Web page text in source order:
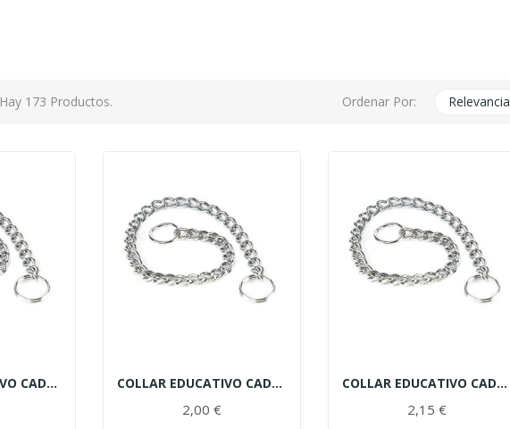
Hay 173 Productos. Ordenar Por: Relevancia
COLLAR EDUCATIVO CADENA 2 X 35 Cm COLLAR EDUCATIVO CADENA 2,5 X 40 Cm
2,00 €
COLLAR EDUCATIVO CADENA 3 X 50 CM
2,15 €